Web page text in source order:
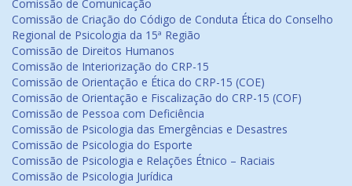
Comissão de Comunicação
Comissão de Criação do Código de Conduta Ética do Conselho
Regional de Psicologia da 15ª Região
Comissão de Direitos Humanos
Comissão de Interiorização do CRP-15
Comissão de Orientação e Ética do CRP-15 (COE)
Comissão de Orientação e Fiscalização do CRP-15 (COF)
Comissão de Pessoa com Deficiência
Comissão de Psicologia das Emergências e Desastres
Comissão de Psicologia do Esporte
Comissão de Psicologia e Relações Étnico – Raciais
Comissão de Psicologia Jurídica